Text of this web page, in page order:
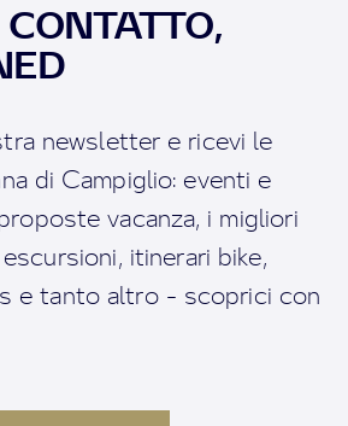
newsletter e ricevi le
di Campiglio: eventi e
vacanza, i migliori
itinerari bike,
e tanto altro - scoprici con